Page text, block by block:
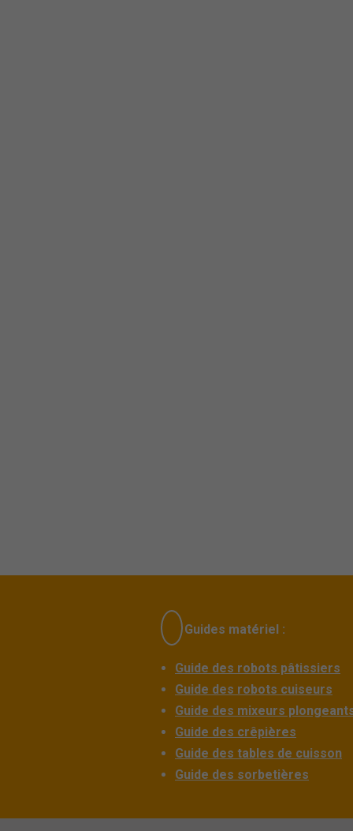
Guides matériel :
Guide des robots pâtissiers
Guide des robots cuiseurs
Guide des mixeurs
Guide des crêpières
Guide des tables de cuisson
Guide des sorbetières